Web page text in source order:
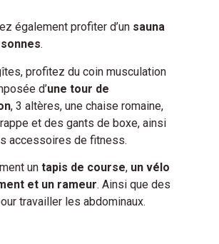
également profiter d’un sauna
.
profitez du coin musculation
d’une tour de
, 3 altères, une chaise romaine,
et des gants de boxe, ainsi
accessoires de fitness.
un tapis de course, un vélo
et un rameur. Ainsi que des
travailler les abdominaux.